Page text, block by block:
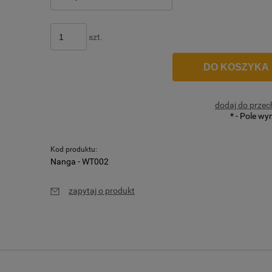
szt.
DO KOSZYKA
dodaj do
*- Pole
Kod produktu:
Nanga - WT002
zapytaj o produkt